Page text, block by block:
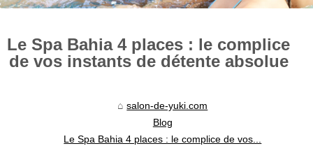
Le Spa Bahia 4 places : le complice
de vos instants de détente absolue
salon-de-yuki.com
Blog
Le Spa Bahia 4 places : le complice de vos...